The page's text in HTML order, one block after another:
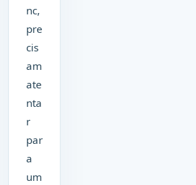
nc,
pre
cis
am
ate
nta
r
par
a
um